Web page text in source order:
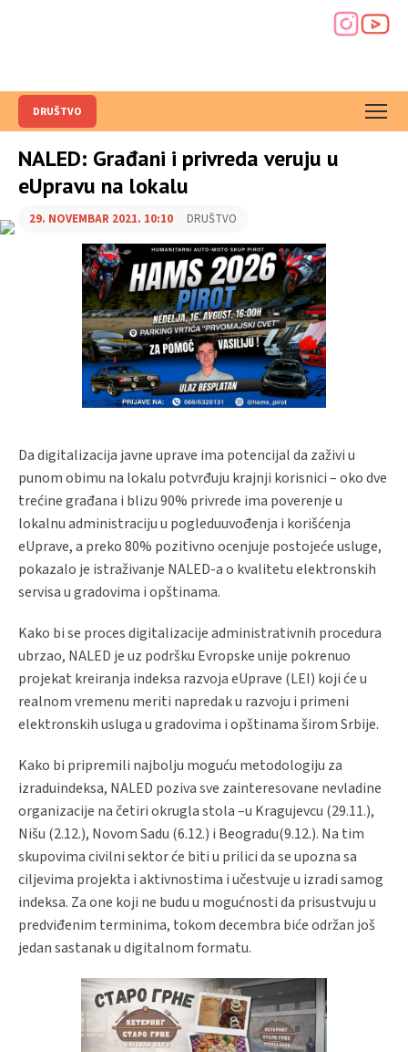
DRUŠTVO
NALED: Građani i privreda veruju u
eUpravu na lokalu
29. NOVEMBAR 2021. 10:10 DRUŠTVO
Da digitalizacija javne uprave ima potencijal da zaživi u
punom obimu na lokalu potvrđuju krajnji korisnici – oko dve
trećine građana i blizu 90% privrede ima poverenje u
lokalnu administraciju u pogleduuvođenja i korišćenja
eUprave, a preko 80% pozitivno ocenjuje postojeće usluge,
pokazalo je istraživanje NALED-a o kvalitetu elektronskih
servisa u gradovima i opštinama.
Kako bi se proces digitalizacije administrativnih procedura
ubrzao, NALED je uz podršku Evropske unije pokrenuo
projekat kreiranja indeksa razvoja eUprave (LEI) koji će u
realnom vremenu meriti napredak u razvoju i primeni
elektronskih usluga u gradovima i opštinama širom Srbije.
Kako bi pripremili najbolju moguću metodologiju za
izraduindeksa, NALED poziva sve zainteresovane nevladine
organizacije na četiri okrugla stola –u Kragujevcu (29.11.),
Nišu (2.12.), Novom Sadu (6.12.) i Beogradu(9.12.). Na tim
skupovima civilni sektor će biti u prilici da se upozna sa
ciljevima projekta i aktivnostima i učestvuje u izradi samog
indeksa. Za one koji ne budu u mogućnosti da prisustvuju u
predviđenim terminima, tokom decembra biće održan još
jedan sastanak u digitalnom formatu.